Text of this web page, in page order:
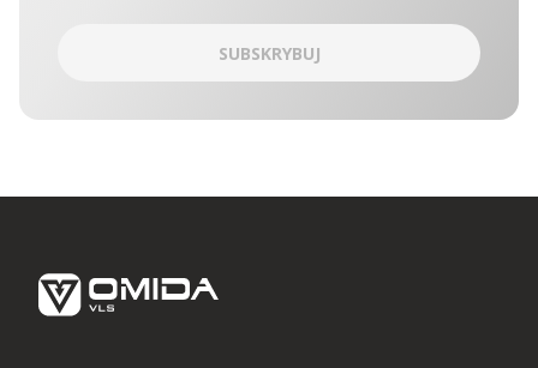
wspólny punkt kontaktowy, który obsługuje Inspektor ochrony
danych OMIDA Group. W sprawach ochrony danych
osobowych można się kontaktować z Administratorami:
korespondencyjnie – kierując zapytania na adres Aleja
możesz wycofać swoją zgodę lub sprzeciwić się
z Tobą aby przekazać Ci informacje lub wskazówki dotyczące
produktów lub usług Omida Group. Wyrażenie lub
SUBSKRYBUJ